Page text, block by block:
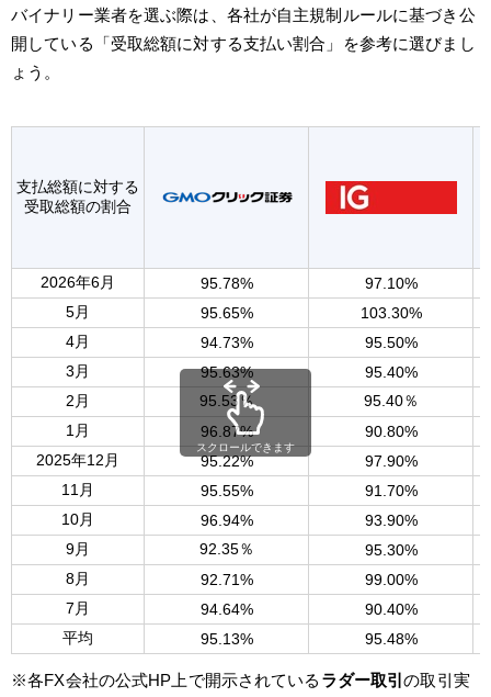
バイナリー業者を選ぶ際は、各社が自主規制ルールに基づき公
開している「受取総額に対する支払い割合」を参考に選びまし
ょう。
支払総額に対する
受取総額の割合
2026年6月 95.78%
97.10%
5月
95.65%
103.30%
4月
94.73%
95.50%
3月
95.63%
95.40%
2月
95.53％
95.40％
1月
96.87%
90.80%
2025年12月
95.22%
97.90%
11月
95.55%
91.70%
10月
96.94%
93.90%
9月
92.35％
95.30%
8月
92.71%
99.00%
7月
94.64%
90.40%
平均
95.13% 95.48%
スクロールできます
※各FX会社の公式HP上で開示されている ラダー取引の取引実